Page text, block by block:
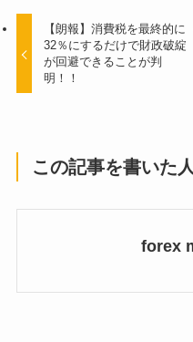
【朗報】消費税を最終的に
32％にするだけで財政破綻
が回避できることが判
明！！
この記事を書いた人
forex